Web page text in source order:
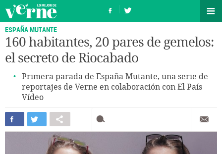
ESPAÑA MUTANTE
160 habitantes, 20 pares de gemelos:
el secreto de Riocabado
Primera parada de España Mutante, una serie de
reportajes de Verne en colaboración con El País
Vídeo